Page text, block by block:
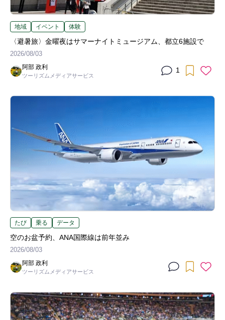
地域 イベント 体験
〈避暑旅〉金曜夜はサマーナイトミュージアム、都立6施設で
2026/08/03
阿部 政利
ツーリズムメディアサービス
1
たび 乗る データ
空のお盆予約、ANA国際線は前年並み
2026/08/03
阿部 政利
ツーリズムメディアサービス